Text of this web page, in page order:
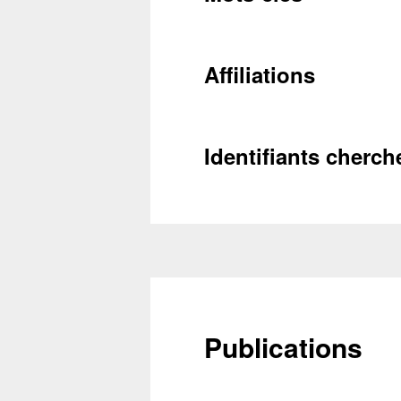
Affiliations
Identifiants
Publications